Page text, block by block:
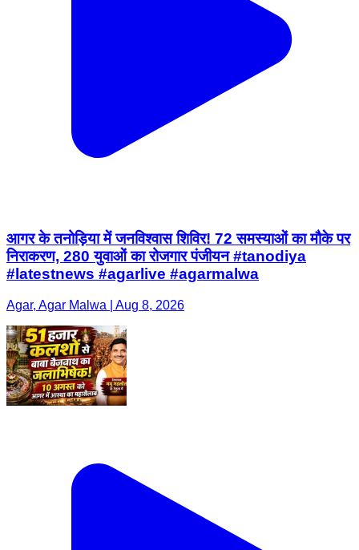
आगर के तनोड़िया में जनविश्वास शिविर! 72 समस्याओं का मौके पर
निराकरण, 280 युवाओं का रोजगार पंजीयन #tanodiya
#latestnews #agarlive #agarmalwa
Agar, Agar Malwa | Aug 8, 2026